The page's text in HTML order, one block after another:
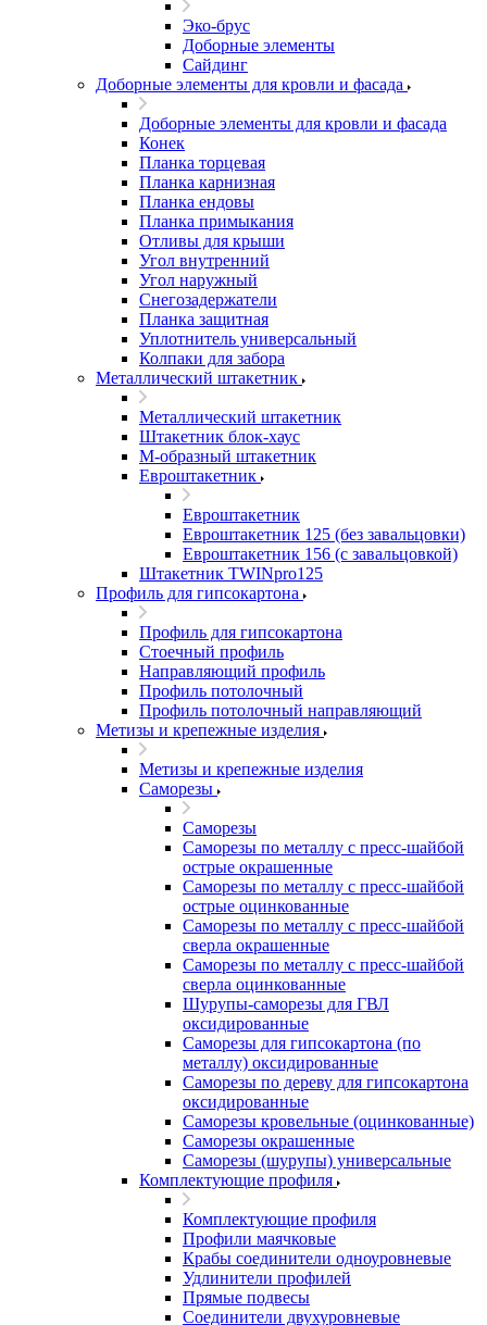
Эко-брус
Доборные элементы
Сайдинг
Доборные элементы для кровли и фасада
Доборные элементы для кровли и фасада
Конек
Планка торцевая
Планка карнизная
Планка ендовы
Планка примыкания
Отливы для крыши
Угол внутренний
Угол наружный
Снегозадержатели
Планка защитная
Уплотнитель универсальный
Колпаки для забора
Металлический штакетник
Металлический штакетник
Штакетник блок-хаус
М-образный штакетник
Евроштакетник
Евроштакетник
Евроштакетник 125 (без завальцовки)
Евроштакетник 156 (с завальцовкой)
Штакетник TWINpro125
Профиль для гипсокартона
Профиль для гипсокартона
Стоечный профиль
Направляющий профиль
Профиль потолочный
Профиль потолочный направляющий
Метизы и крепежные изделия
Метизы и крепежные изделия
Саморезы
Саморезы
Саморезы по металлу с пресс-шайбой
острые окрашенные
Саморезы по металлу с пресс-шайбой
острые оцинкованные
Саморезы по металлу с пресс-шайбой
сверла окрашенные
Саморезы по металлу с пресс-шайбой
сверла оцинкованные
Шурупы-саморезы для ГВЛ
оксидированные
Саморезы для гипсокартона (по
металлу) оксидированные
Саморезы по дереву для гипсокартона
оксидированные
Саморезы кровельные (оцинкованные)
Саморезы окрашенные
Саморезы (шурупы) универсальные
Комплектующие профиля
Комплектующие профиля
Профили маячковые
Крабы соединители одноуровневые
Удлинители профилей
Прямые подвесы
Соединители двухуровневые